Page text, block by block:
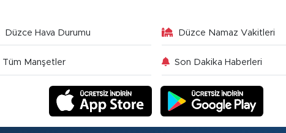
Düzce Hava Durumu Düzce Namaz Vakitleri
Tüm Manşetler Son Dakika Haberleri